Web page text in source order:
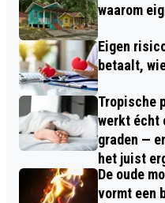
waarom
Eigen
betaalt,
Tropische
werkt écht
graden —
het juist
De oude
vormt een